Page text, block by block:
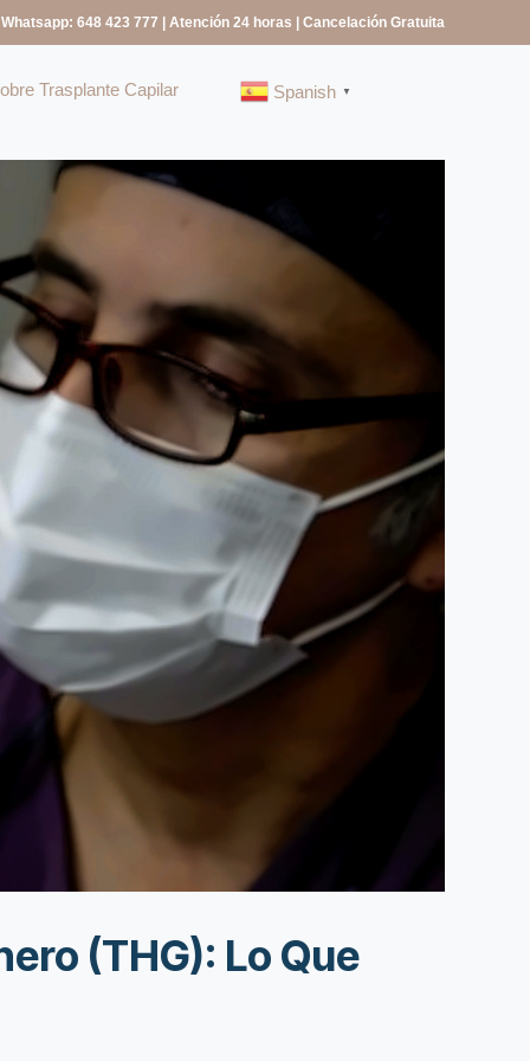
648 423 777 | Atención 24 horas | Cancelación Gratuita
Trasplante Capilar Spanish ▼
(THG): Lo Que